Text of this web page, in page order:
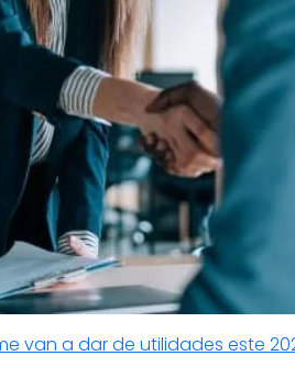
van a dar de utilidades este